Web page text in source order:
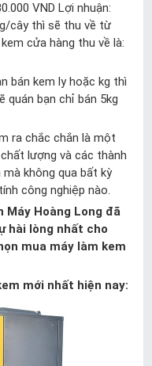
VND Lợi nhuận:
cây thì sẽ thu về từ
cửa hàng thu về là:
bán kem ly hoặc kg thì
quán bạn chỉ bán 5kg
ra chắc chắn là một
lượng và các thành
không qua bất kỳ
công nghiệp nào.
Máy Hoàng Long đã
hài lòng nhất cho
mua máy làm kem
mới nhất hiện nay: